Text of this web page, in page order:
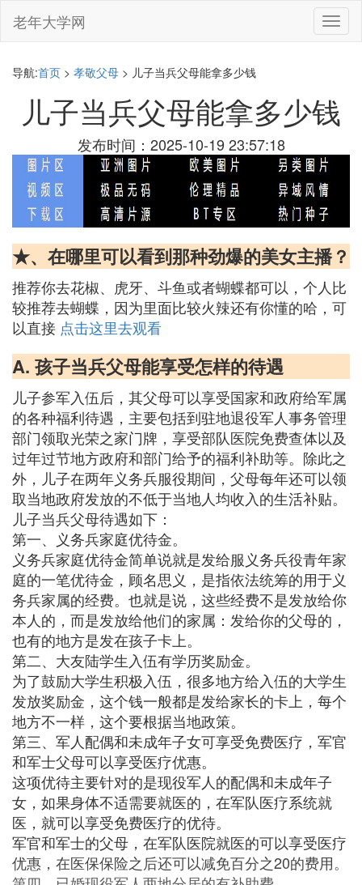
切
换
老年大学网
导航:首页 > 孝敬父母 > 儿子当兵父母能拿多少钱
儿子当兵父母能拿多少钱
发布时间：2025-10-19 23:57:18
★、在哪里可以看到那种劲爆的美女主播？
推荐你去花椒、虎牙、斗鱼或者蝴蝶都可以，个人比
较推荐去蝴蝶，因为里面比较火辣还有你懂的哈，可
以直接 点击这里去观看
A. 孩子当兵父母能享受怎样的待遇
儿子参军入伍后，其父母可以享受国家和政府给军属
的各种福利待遇，主要包括到驻地退役军人事务管理
部门领取光荣之家门牌，享受部队医院免费查体以及
过年过节地方政府和部门给予的福利补助等。除此之
外，儿子在两年义务兵服役期间，父母每年还可以领
取当地政府发放的不低于当地人均收入的生活补贴。
儿子当兵父母待遇如下：
第一、义务兵家庭优待金。
义务兵家庭优待金简单说就是发给服义务兵役青年家
庭的一笔优待金，顾名思义，是指依法统筹的用于义
务兵家属的经费。也就是说，这些经费不是发放给你
本人的，而是发放给他们的家属：发给你的父母的，
也有的地方是发在孩子卡上。
第二、大友陆学生入伍有学历奖励金。
为了鼓励大学生积极入伍，很多地方给入伍的大学生
发放奖励金，这个钱一般都是发给家长的卡上，每个
地方不一样，这个要根据当地政策。
第三、军人配偶和未成年子女可享受免费医疗，军官
和军士父母可以享受医疗优惠。
这项优待主要针对的是现役军人的配偶和未成年子
女，如果身体不适需要就医的，在军队医疗系统就
医，就可以享受免费医疗的优待。
军官和军士的父母，在军队医院就医的可以享受医疗
优惠，在医保保险之后还可以减免百分之20的费用。